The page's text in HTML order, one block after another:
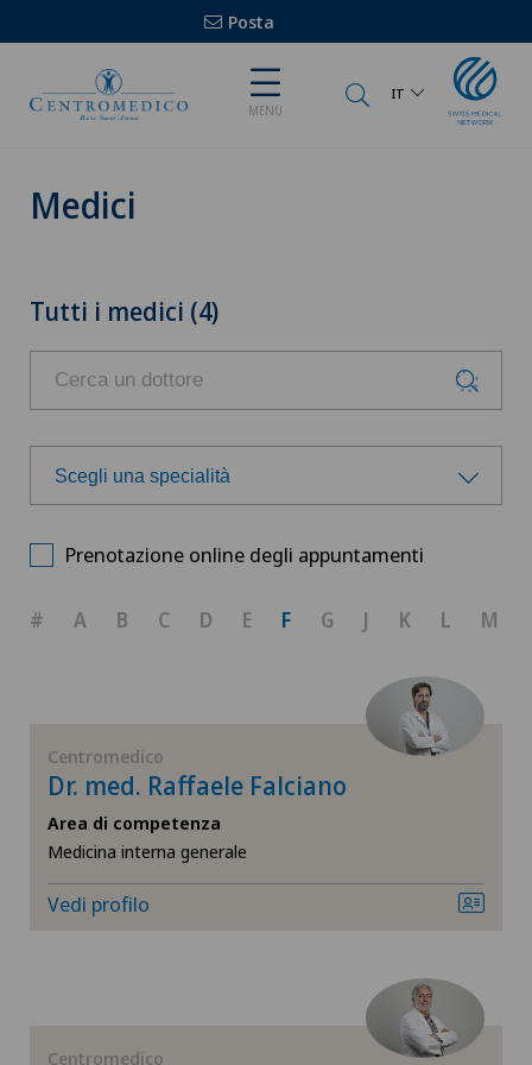
Posta
MENU
IT
Medici
Tutti i medici (4)
Scegli una specialità
Chirurgia maxillo-facciale
Chirurgia ortopedica
Dermatologia e venereologia
Ginecologia
Prenotazione online degli appuntamenti
# A B C D E F G J K L M
Centromedico
Dr. med. Raffaele Falciano
Area di competenza
Medicina interna generale
Vedi profilo
Centromedico